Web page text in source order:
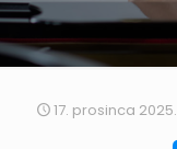
17. prosinca 2025.